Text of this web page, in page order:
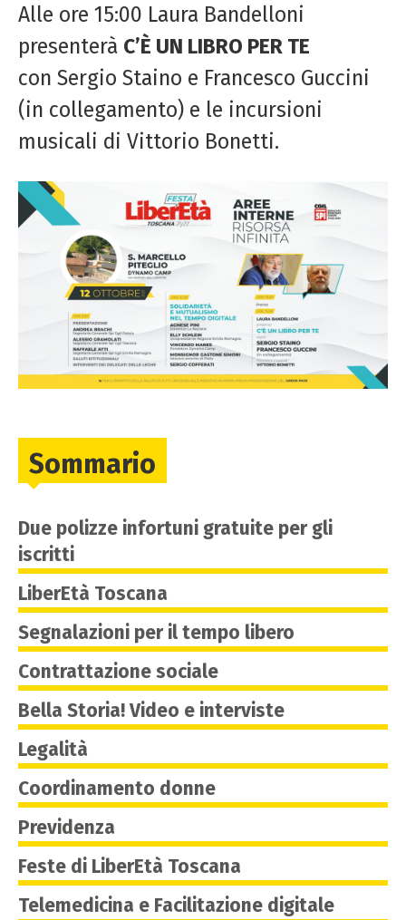
Alle ore 15:00 Laura Bandelloni
presenterà C’È UN LIBRO PER TE
con Sergio Staino e Francesco Guccini
(in collegamento) e le incursioni
musicali di Vittorio Bonetti.
Sommario
Due polizze infortuni gratuite per gli
iscritti
LiberEtà Toscana
Segnalazioni per il tempo libero
Contrattazione sociale
Bella Storia! Video e interviste
Legalità
Coordinamento donne
Previdenza
Feste di LiberEtà Toscana
Telemedicina e Facilitazione digitale